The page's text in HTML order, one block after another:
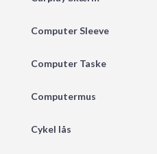
Computer Sleeve
Computer Taske
Computermus
Cykel lås